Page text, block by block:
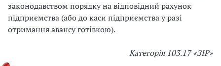
законодавством порядку на відповідний рахунок
підприємства (або до каси підприємства у разі
отримання авансу готівкою).
Категорія 103.17 «ЗІР»